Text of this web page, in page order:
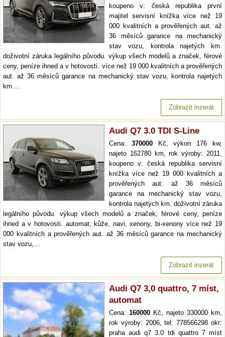
koupeno v: česká republika první
majitel servisní knížka více než 19
000 kvalitních a prověřených aut. až
36 měsíců garance na mechanický
stav vozu, kontrola najetých km.
doživotní záruka legálního původu. výkup všech modelů a značek, férové
ceny, peníze ihned a v hotovosti. více než 19 000 kvalitních a prověřených
aut. až 36 měsíců garance na mechanický stav vozu, kontrola najetých
km.…
Zobrazit inzerát
Audi Q7 3.0 TDI S-Line
Cena: 370000Kč, výkon 176 kw,
najeto 162780 km, rok výroby: 2011,
koupeno v: česká republika servisní
knížka více než 19 000 kvalitních a
prověřených aut. až 36 měsíců
garance na mechanický stav vozu,
kontrola najetých km. doživotní záruka
legálního původu. výkup všech modelů a značek, férové ceny, peníze
ihned a v hotovosti. automat, kůže, navi, xenony, bi-xenony více než 19
000 kvalitních a prověřených aut. až 36 měsíců garance na mechanický
stav vozu,…
Zobrazit inzerát
Audi Q7 3,0 quattro, 7 míst,
automat
Cena: 160000 Kč, najeto 330000 km,
rok výroby: 2006, tel: 778566298 okr:
praha audi q7 3.0 tdi quattro 7 míst